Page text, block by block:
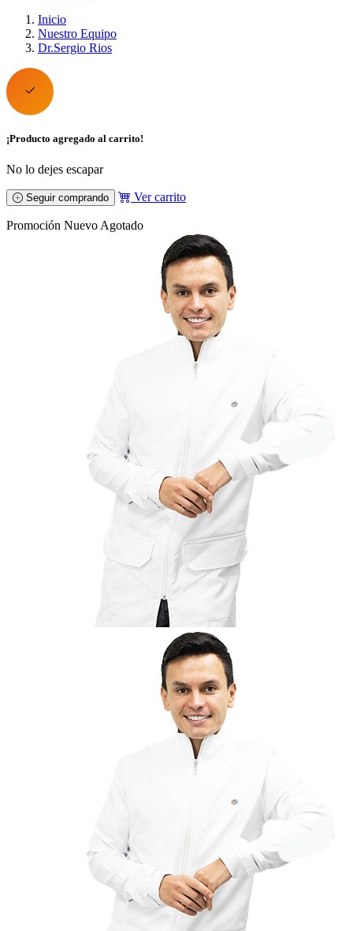
Inicio
Nuestro Equipo
Dr.Sergio Rios
¡Producto agregado al carrito!
No lo dejes escapar
Seguir comprando Ver carrito
Promoción Nuevo Agotado